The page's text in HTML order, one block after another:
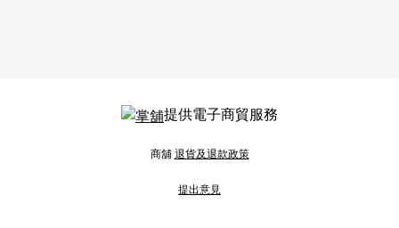
提供電子商貿服務
商舖退貨及退款政策
提出意見